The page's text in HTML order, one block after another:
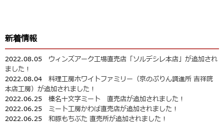
新着情報
2022.08.05 ウィンズアーク工場直売店「ソルデシレ本店」が追加され
ました！
2022.08.04 料理工房ホワイトファミリー（京のぷりん調進所 吉祥院
本店工房）が追加されました！
2022.06.25 榛名十文字ミート 直売店が追加されました！
2022.06.25 ミート工房かわば直売店が追加されました！
2022.06.25 和豚もちぶた 直売所が追加されました！